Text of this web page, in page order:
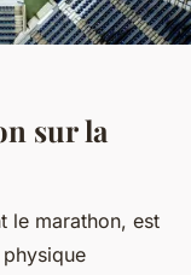
sur la
le marathon, est